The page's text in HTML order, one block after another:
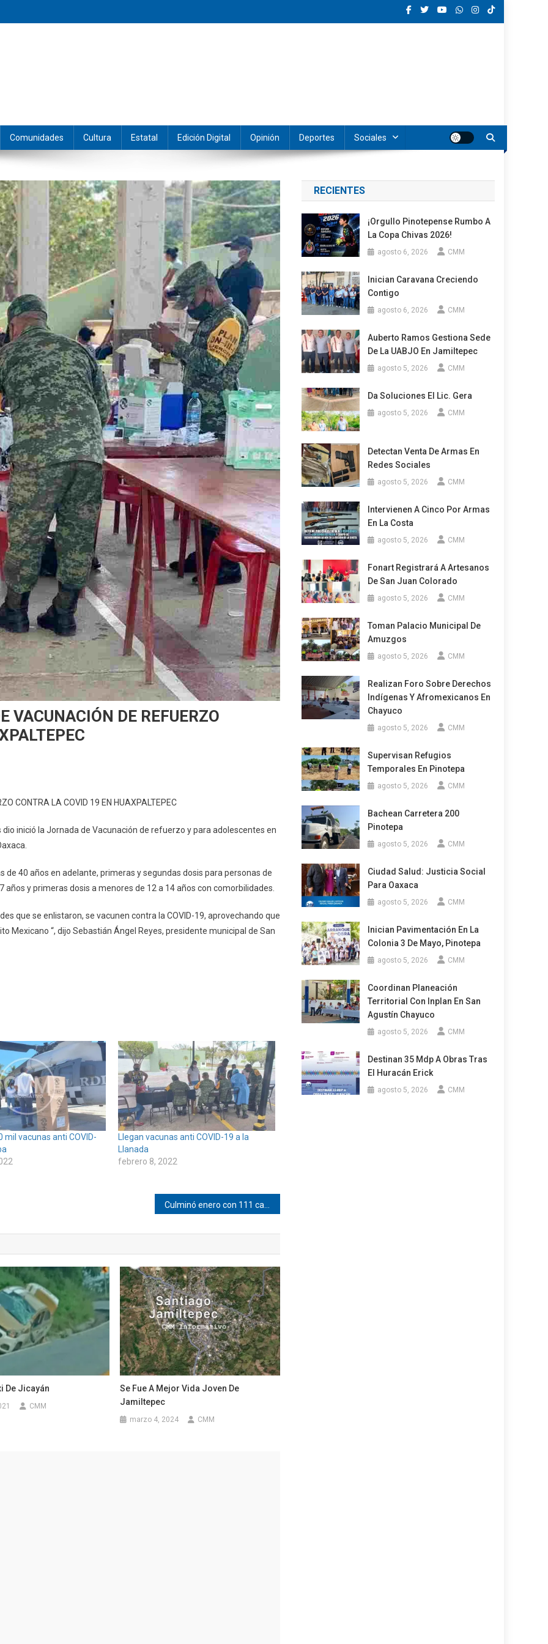
Comunidades Cultura Estatal Edición Digital Opinión Deportes Sociales
VACUNACIÓN DE REFUERZO
CONTRA LA COVID 19 EN HUAXPALTEPEC
inició la Jornada de Vacunación de refuerzo y para adolescentes en
40 años en adelante, primeras y segundas dosis para personas de
y primeras dosis a menores de 12 a 14 años con comorbilidades.
que se enlistaron, se vacunen contra la COVID-19, aprovechando que
Mexicano “, dijo Sebastián Ángel Reyes, presidente municipal de San
mil vacunas anti COVID-
Llegan vacunas anti COVID-19 a la
Llanada
febrero 8, 2022
De Jicayán
CMM
Se Fue A Mejor Vida Joven De
Jamiltepec
marzo 4, 2024 CMM
RECIENTES
¡Orgullo Pinotepense Rumbo A
La Copa Chivas 2026!
agosto 6, 2026 CMM
Inician Caravana Creciendo
Contigo
agosto 6, 2026 CMM
Auberto Ramos Gestiona Sede
De La UABJO En Jamiltepec
agosto 5, 2026 CMM
Da Soluciones El Lic. Gera
agosto 5, 2026 CMM
Detectan Venta De Armas En
Redes Sociales
agosto 5, 2026 CMM
Intervienen A Cinco Por Armas
En La Costa
agosto 5, 2026 CMM
Fonart Registrará A Artesanos
De San Juan Colorado
agosto 5, 2026 CMM
Toman Palacio Municipal De
Amuzgos
agosto 5, 2026 CMM
Realizan Foro Sobre Derechos
Indígenas Y Afromexicanos En
Chayuco
agosto 5, 2026 CMM
Supervisan Refugios
Temporales En Pinotepa
agosto 5, 2026 CMM
Bachean Carretera 200
Pinotepa
agosto 5, 2026 CMM
Ciudad Salud: Justicia Social
Para Oaxaca
agosto 5, 2026 CMM
Inician Pavimentación En La
Colonia 3 De Mayo, Pinotepa
agosto 5, 2026 CMM
Coordinan Planeación
Territorial Con Inplan En San
Agustín Chayuco
agosto 5, 2026 CMM
Destinan 35 Mdp A Obras Tras
El Huracán Erick
agosto 5, 2026 CMM